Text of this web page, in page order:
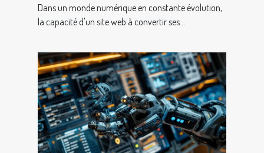
avancées pour transformer
les visiteurs en clients
Dans un monde numérique en constante évolution,
la capacité d'un site web à convertir ses...